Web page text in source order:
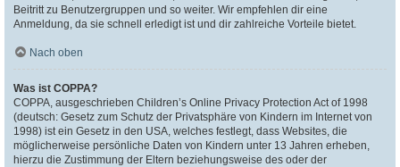
Beitritt zu Benutzergruppen und so weiter. Wir empfehlen dir eine
Anmeldung, da sie schnell erledigt ist und dir zahlreiche Vorteile bietet.
Nach oben
Was ist COPPA?
COPPA, ausgeschrieben Children’s Online Privacy Protection Act of 1998
(deutsch: Gesetz zum Schutz der Privatsphäre von Kindern im Internet von
1998) ist ein Gesetz in den USA, welches festlegt, dass Websites, die
möglicherweise persönliche Daten von Kindern unter 13 Jahren erheben,
hierzu die Zustimmung der Eltern beziehungsweise des oder der